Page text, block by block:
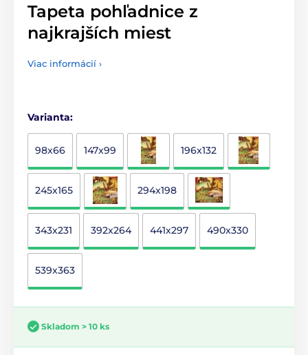
Tapeta pohľadnice z
najkrajších miest
Viac informácií ›
Varianta:
98x66 147x99 196x132
245x165 294x198
343x231 392x264 441x297 490x330
539x363
Skladom > 10 ks